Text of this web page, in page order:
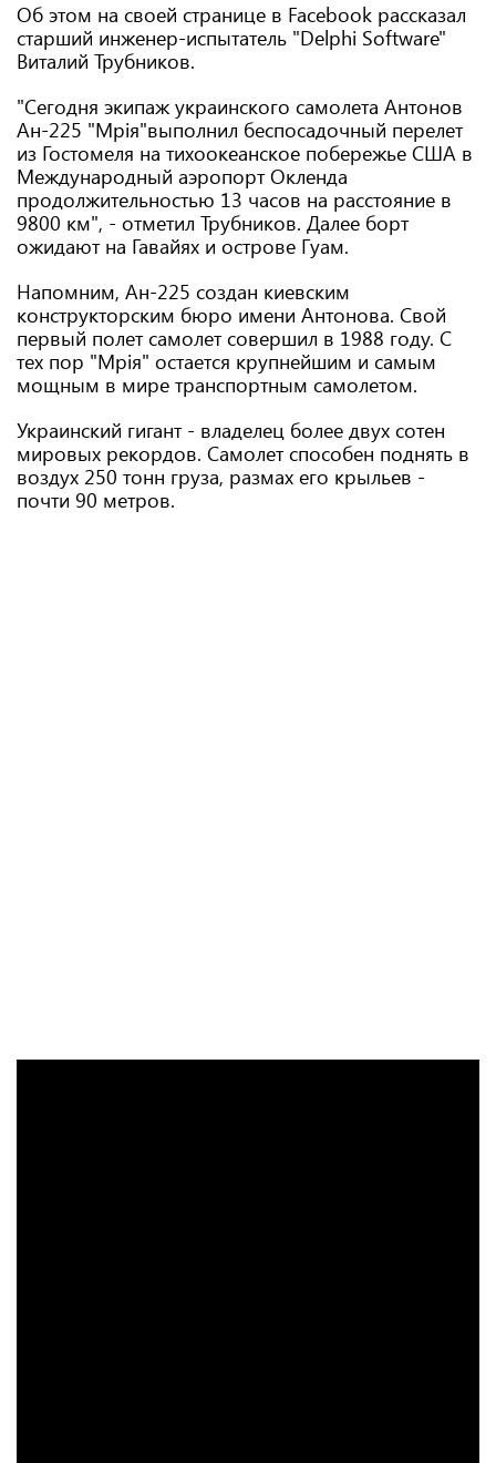
Об этом на своей странице в Facebook рассказал
старший инженер-испытатель "Delphi Software"
Виталий Трубников.
"Сегодня экипаж украинского самолета Антонов
Ан-225 "Мрія"выполнил беспосадочный перелет
из Гостомеля на тихоокеанское побережье США в
Международный аэропорт Окленда
продолжительностью 13 часов на расстояние в
9800 км", - отметил Трубников. Далее борт
ожидают на Гавайях и острове Гуам.
Напомним, Ан-225 создан киевским
конструкторским бюро имени Антонова. Свой
первый полет самолет совершил в 1988 году. С
тех пор "Мрія" остается крупнейшим и самым
мощным в мире транспортным самолетом.
Украинский гигант - владелец более двух сотен
мировых рекордов. Самолет способен поднять в
воздух 250 тонн груза, размах его крыльев -
почти 90 метров.